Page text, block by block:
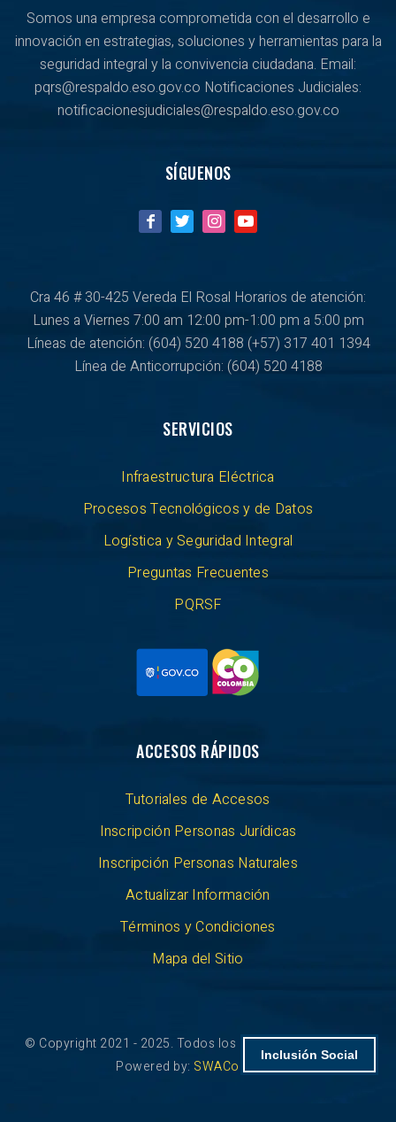
Somos una empresa comprometida con el desarrollo e
innovación en estrategias, soluciones y herramientas para la
seguridad integral y la convivencia ciudadana. Email:
pqrs@respaldo.eso.gov.co Notificaciones Judiciales:
notificacionesjudiciales@respaldo.eso.gov.co
SÍGUENOS
Cra 46 # 30-425 Vereda El Rosal Horarios de atención:
Lunes a Viernes 7:00 am 12:00 pm-1:00 pm a 5:00 pm
Líneas de atención: (604) 520 4188 (+57) 317 401 1394
Línea de Anticorrupción: (604) 520 4188
SERVICIOS
Infraestructura Eléctrica
Procesos Tecnológicos y de Datos
Logística y Seguridad Integral
Preguntas Frecuentes
PQRSF
ACCESOS RÁPIDOS
Tutoriales de Accesos
Inscripción Personas Jurídicas
Inscripción Personas Naturales
Actualizar Información
Términos y Condiciones
Mapa del Sitio
© Copyright 2021 - 2025. Todos los derechos reservados.
Powered by: SWAColombia
Inclusión Social